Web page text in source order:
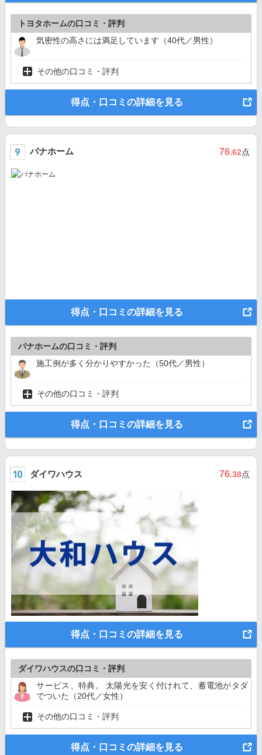
トヨタホームの口コミ・評判
気密性の高さには満足しています（40代／男性）
その他の口コミ・評判
得点・口コミの詳細を見る
パナホーム 76.62点
得点・口コミの詳細を見る
パナホームの口コミ・評判
施工例が多く分かりやすかった（50代／男性）
その他の口コミ・評判
得点・口コミの詳細を見る
ダイワハウス 76.38点
得点・口コミの詳細を見る
ダイワハウスの口コミ・評判
サービス、特典。 太陽光を安く付けれて、蓄電池がタダ
でついた（20代／女性）
その他の口コミ・評判
得点・口コミの詳細を見る